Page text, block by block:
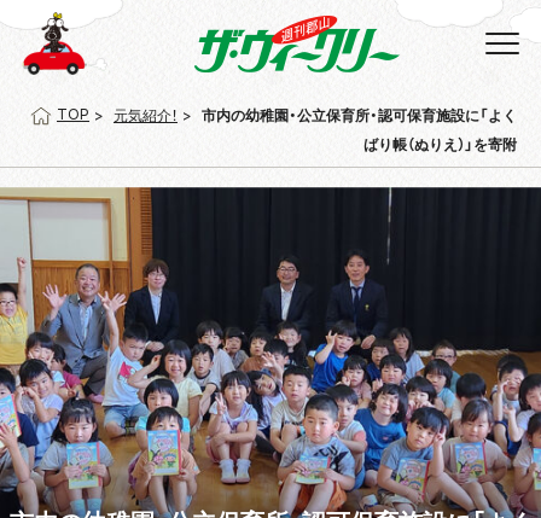
TOP 元気紹介！
市内の幼稚園・公立保育所・認可保育施設に「よく
ばり帳（ぬりえ）」を寄附